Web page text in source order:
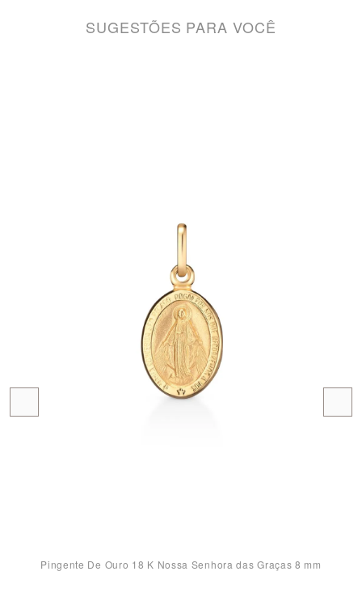
SUGESTÕES PARA VOCÊ
Pingente De Ouro 18 K Nossa Senhora das Graças 8 mm